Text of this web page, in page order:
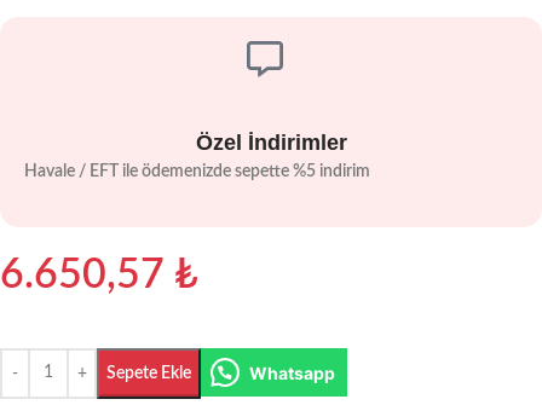
Özel İndirimler
Havale / EFT ile ödemenizde sepette %5 indirim
6.650,57 ₺
Sepete Ekle Whatsapp